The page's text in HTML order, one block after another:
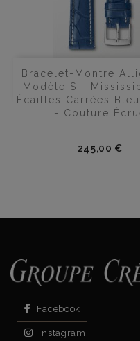
Bracelet-Montre
Modèle S -
Écailles Carrées
- Couture
Prix
245,00 €
Facebook
Instagram